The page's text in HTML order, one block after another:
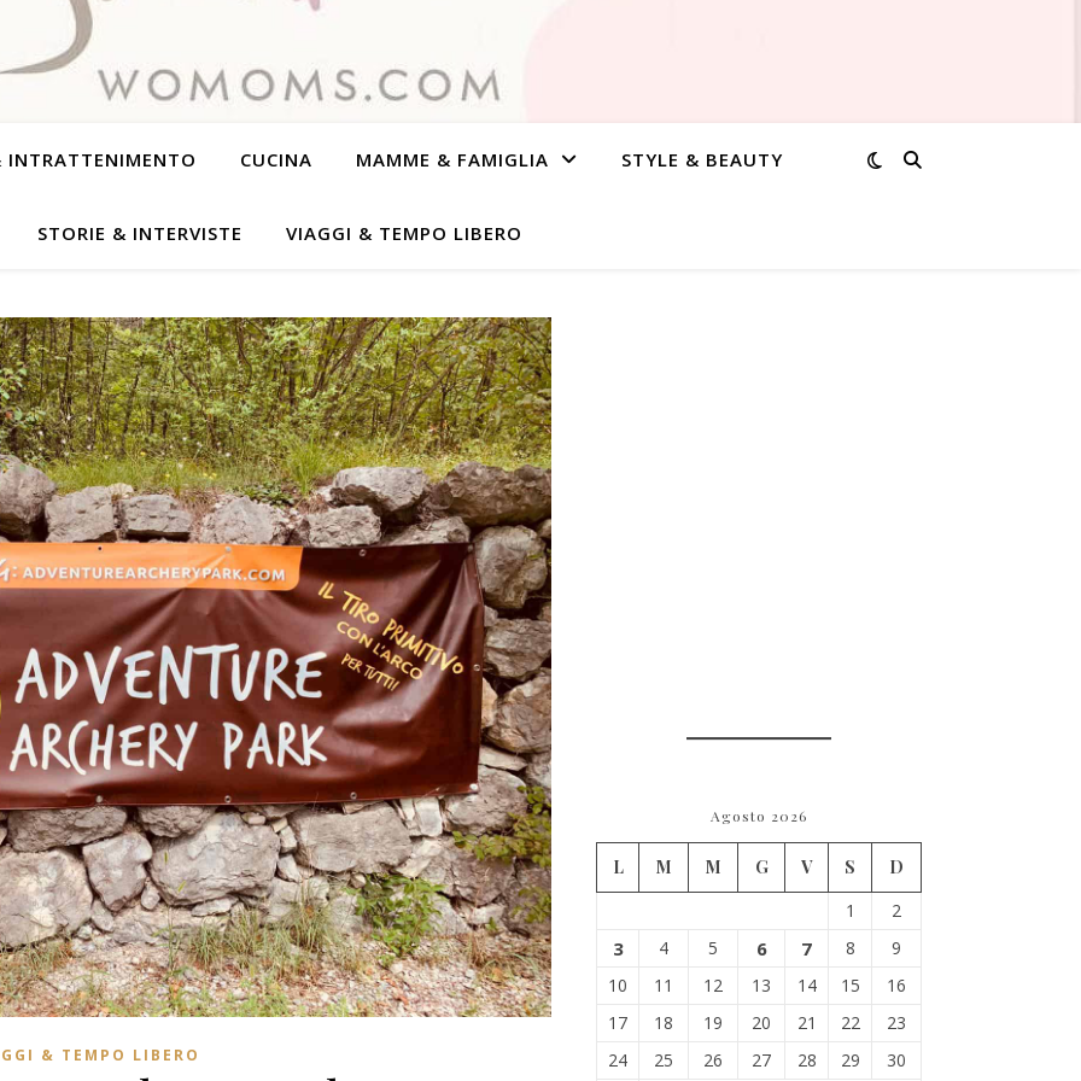
INTRATTENIMENTO CUCINA MAMME & FAMIGLIA STYLE & BEAUTY
STORIE & INTERVISTE VIAGGI & TEMPO LIBERO
& TEMPO LIBERO
Agosto 2026
L M M G V S
D
1
2
3 4 5 6 7 8
9
10
11 12 13 14 15
16
17
18 19 20 21 22
23
24
25 26 27 28 29 30